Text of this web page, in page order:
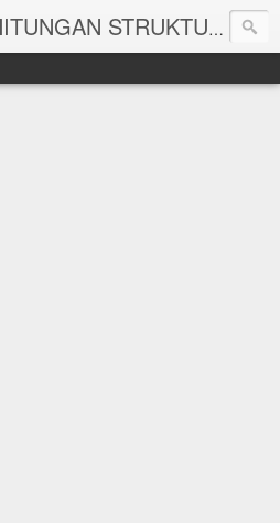
DESAIN RUMAH. HITUNGAN STRUKTUR DAN HITUNG RAB TAHUN 2025 WWW.KEISHAARSITEKRUMAH.COM